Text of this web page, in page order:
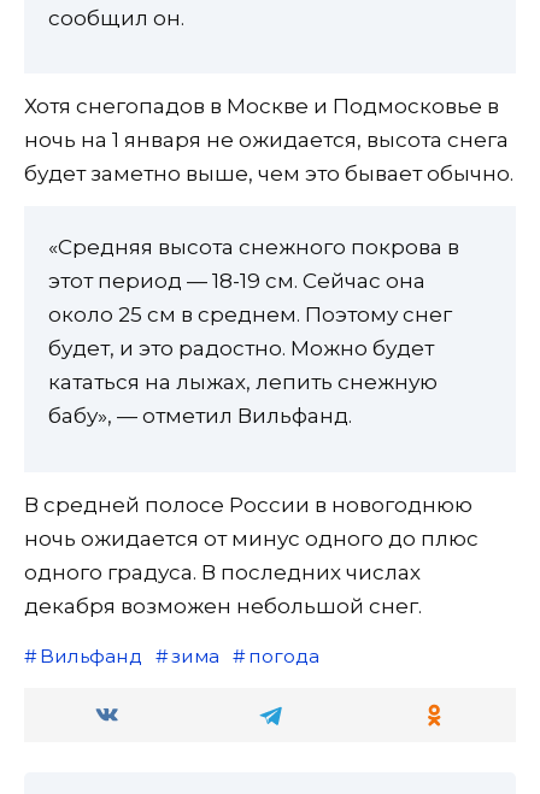
сообщил он.
Хотя снегопадов в Москве и Подмосковье в
ночь на 1 января не ожидается, высота снега
будет заметно выше, чем это бывает обычно.
«Средняя высота снежного покрова в
этот период — 18-19 см. Сейчас она
около 25 см в среднем. Поэтому снег
будет, и это радостно. Можно будет
кататься на лыжах, лепить снежную
бабу», — отметил Вильфанд.
В средней полосе России в новогоднюю
ночь ожидается от минус одного до плюс
одного градуса. В последних числах
декабря возможен небольшой снег.
Вильфанд зима погода